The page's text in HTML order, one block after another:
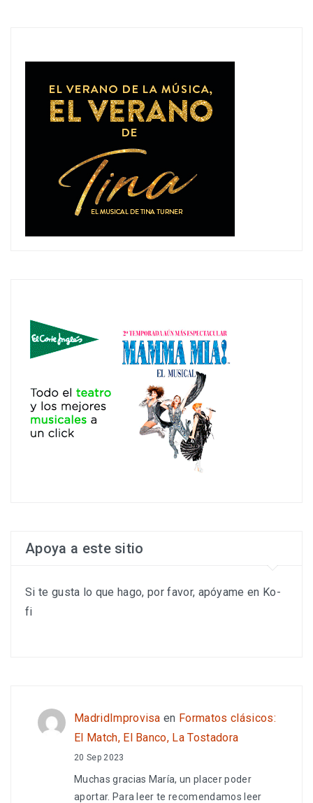
Apoya a este sitio
Si te gusta lo que hago, por favor, apóyame en Ko-
fi
MadridImprovisa en Formatos clásicos:
El Match, El Banco, La Tostadora
20 Sep 2023
Muchas gracias María, un placer poder
aportar. Para leer te recomendamos leer